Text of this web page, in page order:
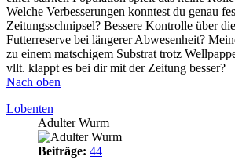
Welche Verbesserungen konntest du genau
Zeitungsschnipsel? Bessere Kontrolle über
Futterreserve bei längerer Abwesenheit?
zu einem matschigem Substrat trotz
vllt. klappt es bei dir mit der Zeitung besser?
Nach oben
Lobenten
Adulter Wurm
Beiträge: 44